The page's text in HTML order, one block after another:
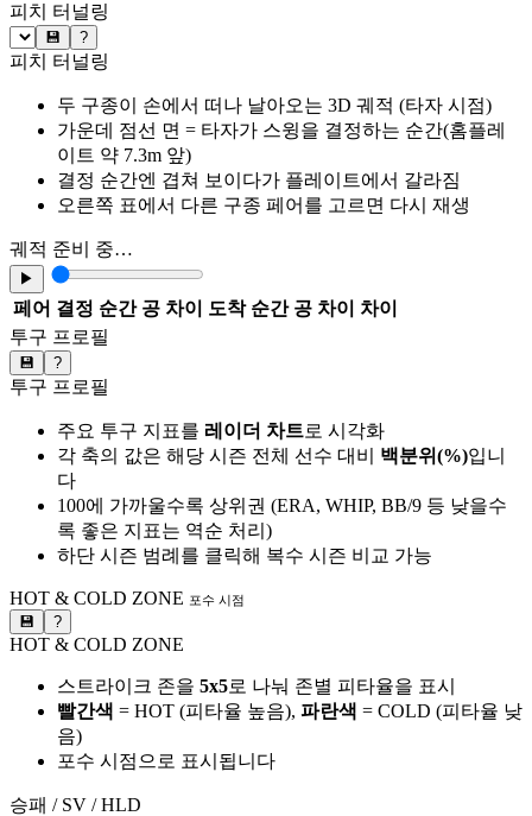
피치 터널링
💾 ?
피치 터널링
두 구종이 손에서 떠나 날아오는 3D 궤적 (타자 시점)
가운데 점선 면 = 타자가 스윙을 결정하는 순간(홈플레
이트 약 7.3m 앞)
결정 순간엔 겹쳐 보이다가 플레이트에서 갈라짐
오른쪽 표에서 다른 구종 페어를 고르면 다시 재생
궤적 준비 중…
▶
페어 결정 순간 공 차이 도착 순간 공 차이
차이
투구 프로필
💾 ?
투구 프로필
주요 투구 지표를 레이더 차트로 시각화
각 축의 값은 해당 시즌 전체 선수 대비 백분위(%)입니
다
100에 가까울수록 상위권 (ERA, WHIP, BB/9 등 낮을수
록 좋은 지표는 역순 처리)
하단 시즌 범례를 클릭해 복수 시즌 비교 가능
HOT & COLD ZONE 포수 시점
💾 ?
HOT & COLD ZONE
스트라이크 존을 5x5로 나눠 존별 피타율을 표시
빨간색 = HOT (피타율 높음), 파란색 = COLD (피타율 낮
음)
포수 시점으로 표시됩니다
승패 / SV / HLD